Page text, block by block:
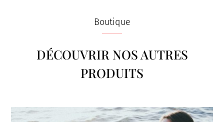
Boutique
DÉCOUVRIR NOS AUTRES
PRODUITS